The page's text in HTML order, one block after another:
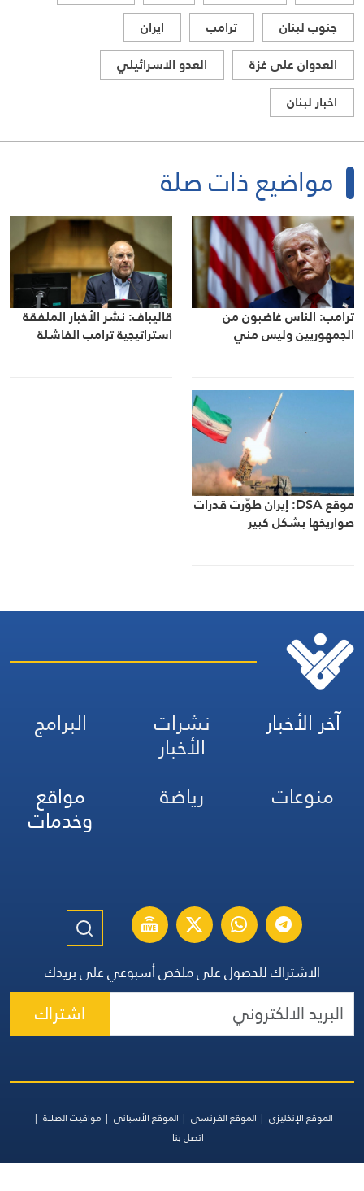
جنوب لبنان
ترامب
ايران
العدوان على غزة
العدو الاسرائيلي
اخبار لبنان
مواضيع ذات صلة
ترامب: الناس غاضبون من
الجمهوريين وليس مني
قاليباف: نشر الأخبار الملفقة
استراتيجية ترامب الفاشلة
موقع DSA: إيران طوّرت قدرات
صواريخها بشكل كبير
آخر الأخبار نشرات
الأخبار
البرامج
منوعات
رياضة مواقع
وخدمات
الاشتراك للحصول على ملخص أسبوعي على بريدك
اشتراك
الموقع الإنكليزي الموقع الفرنسي الموقع الأسباني
مواقيت الصلاة
اتصل بنا
جميع الحقوق محفوظة | المجموعة اللبنانية للإعلام 2026